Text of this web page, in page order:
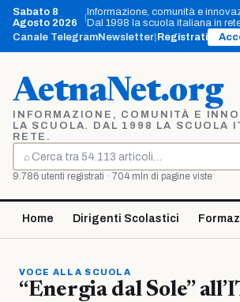
Vai
contenuto
Sabato 8
Agosto 2026
Informazione, comunità e
Dal 1998 la scuola italiana in
Canale TelegramNewsletter Registrati
AetnaNet.org
INFORMAZIONE, COMUNITÀ E
LA SCUOLA. DAL 1998 LA SCUOLA
RETE.
⌕
Cerca
9.786 utenti registrati · 704 mln di pagine viste
Home Dirigenti Scolastici
VOCE ALLA SCUOLA
“Energia dal Sole”